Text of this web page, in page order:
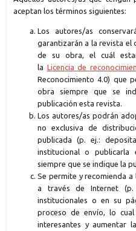
aceptan los términos siguientes:
Los autores/as
garantizarán a la revista el
de su obra, el cuál
la Licencia de
Reconocimiento 4.0) que
obra siempre que se
publicación esta revista.
Los autores/as podrán
no exclusiva de
publicada (p. ej.:
institucional o publicarla
siempre que se indique la
Se permite y recomienda
a través de Internet (p.
institucionales o en su
proceso de envío, lo
interesantes y aumentar